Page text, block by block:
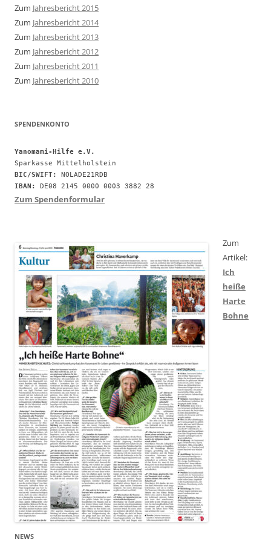
Zum Jahresbericht 2015
Zum Jahresbericht 2014
Zum Jahresbericht 2013
Zum Jahresbericht 2012
Zum Jahresbericht 2011
Zum Jahresbericht 2010
SPENDENKONTO
Yanomami-Hilfe e.V.
BIC/SWIFT:
IBAN:
DE08 2145 0000 0003 3882 28
Zum Spendenformular
Zum
Artikel:
Ich
heiße
Harte
Bohne
NEWS